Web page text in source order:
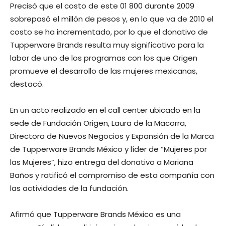
Precisó que el costo de este 01 800 durante 2009
sobrepasó el millón de pesos y, en lo que va de 2010 el
costo se ha incrementado, por lo que el donativo de
Tupperware Brands resulta muy significativo para la
labor de uno de los programas con los que Origen
promueve el desarrollo de las mujeres mexicanas,
destacó.
En un acto realizado en el call center ubicado en la
sede de Fundación Origen, Laura de la Macorra,
Directora de Nuevos Negocios y Expansión de la Marca
de Tupperware Brands México y líder de “Mujeres por
las Mujeres”, hizo entrega del donativo a Mariana
Baños y ratificó el compromiso de esta compañía con
las actividades de la fundación.
Afirmó que Tupperware Brands México es una